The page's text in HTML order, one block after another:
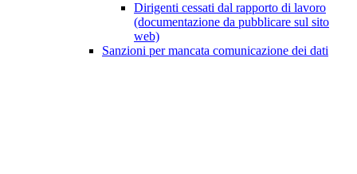
Dirigenti cessati dal rapporto di lavoro
(documentazione da pubblicare sul sito
web)
Sanzioni per mancata comunicazione dei dati